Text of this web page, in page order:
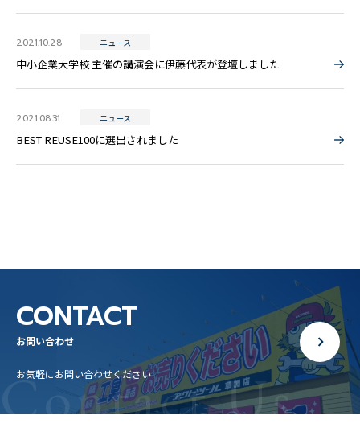
2021.10.28 ニュース
中小企業大学校 主催の講演会に伊藤代表が登壇しました
2021.08.31 ニュース
BEST REUSE100に選出されました
Contact Us
CONTACT
お問い合わせ
お気軽にお問い合わせください